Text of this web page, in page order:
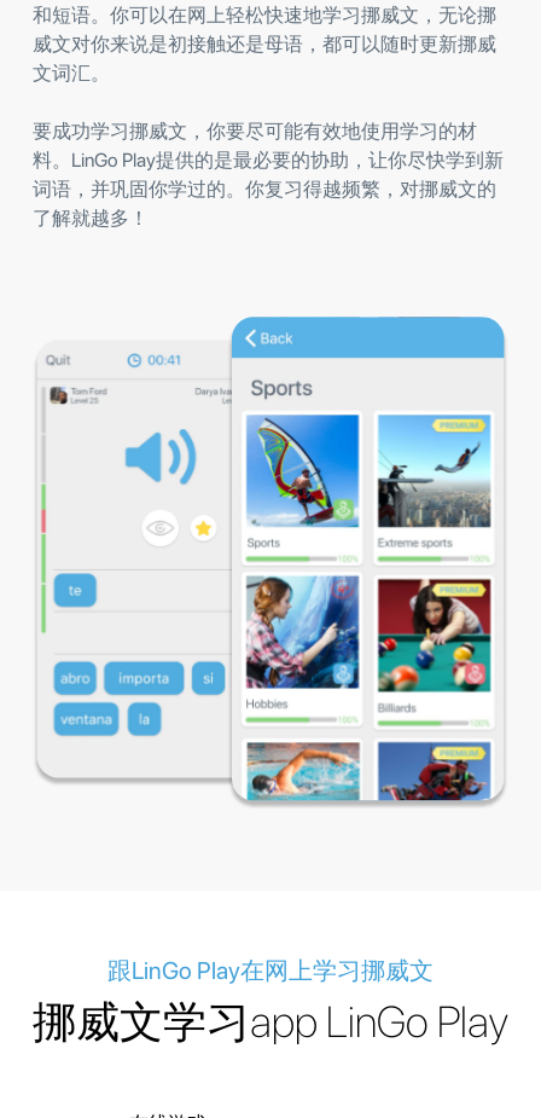
和短语。你可以在网上轻松快速地学习挪威文，无论挪
威文对你来说是初接触还是母语，都可以随时更新挪威
文词汇。
要成功学习挪威文，你要尽可能有效地使用学习的材
料。LinGo Play提供的是最必要的协助，让你尽快学到新
词语，并巩固你学过的。你复习得越频繁，对挪威文的
了解就越多！
跟LinGo Play在网上学习挪威文
挪威文学习app LinGo Play